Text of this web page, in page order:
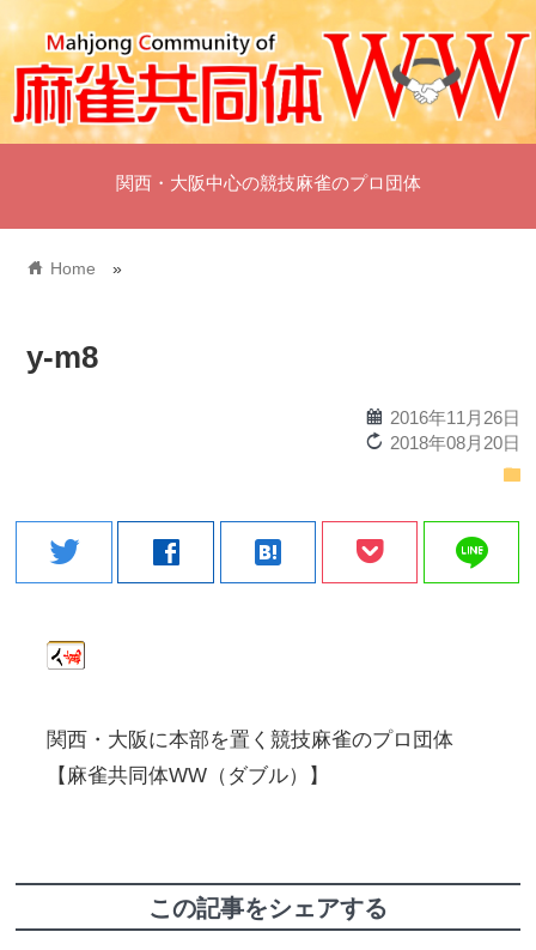
関西・大阪中心の競技麻雀のプロ団体
home Home »
y-m8
calendar 2016年11月26日
reload 2018年08月20日
folder
twitter facebook hatenabookmark line
関西・大阪に本部を置く競技麻雀のプロ団体
【麻雀共同体WW（ダブル）】
この記事をシェアする